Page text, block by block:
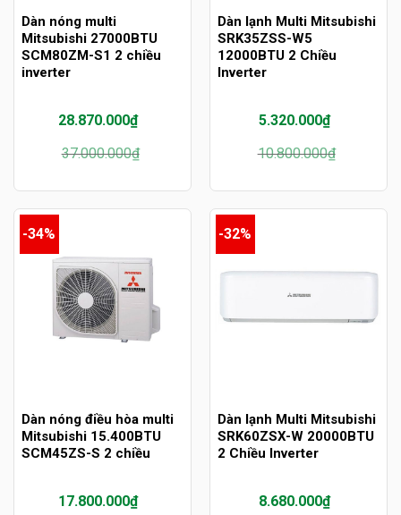
Dàn nóng multi
Mitsubishi 27000BTU
SCM80ZM-S1 2 chiều
inverter
37.000.000₫
Giá
gốc
37.000.000₫.
28.870.000₫
Giá
hiện
là:
28.870.000₫.
Dàn lạnh Multi Mitsubishi
SRK35ZSS-W5
12000BTU 2 Chiều
Inverter
10.800.000₫
Giá
gốc
10.800.000₫.
5.320.000₫
Giá
hiện
là:
5.320.000₫.
-34%
Dàn nóng điều hòa multi
Mitsubishi 15.400BTU
SCM45ZS-S 2 chiều
17.800.000₫
-32%
Dàn lạnh Multi Mitsubishi
SRK60ZSX-W 20000BTU
2 Chiều Inverter
8.680.000₫